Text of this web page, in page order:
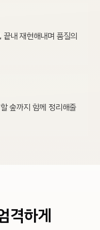
내 재현해내며 품질의
숲까지 함께 정리해줄
격하게